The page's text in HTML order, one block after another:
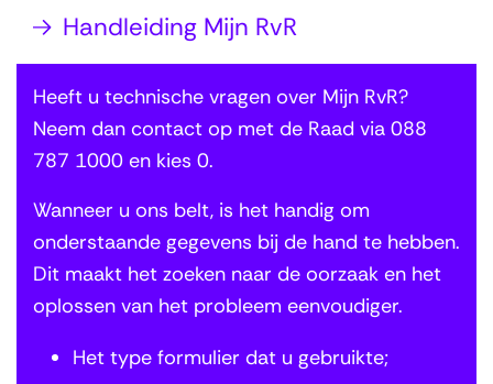
Handleiding Mijn RvR
Heeft u technische vragen over Mijn RvR?
Neem dan contact op met de Raad via 088
787 1000 en kies 0.
Wanneer u ons belt, is het handig om
onderstaande gegevens bij de hand te hebben.
Dit maakt het zoeken naar de oorzaak en het
oplossen van het probleem eenvoudiger.
Het type formulier dat u gebruikte;